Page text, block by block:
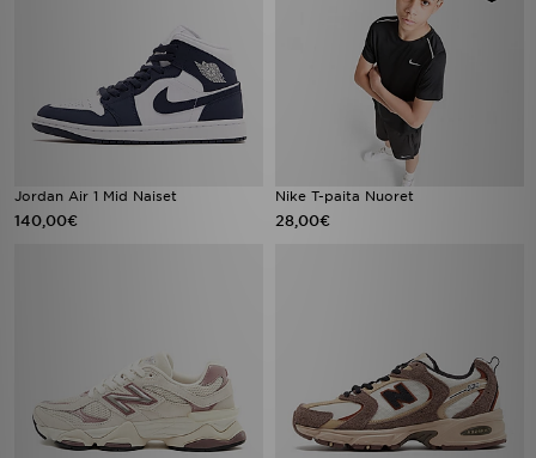
Jordan Air 1 Mid Naiset
140,00€
Nike T-paita Nuoret
28,00€